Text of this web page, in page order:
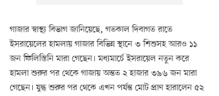
গাজার স্বাস্থ্য বিভাগ জানিয়েছে, গতকাল দিবাগত রাতে
ইসরায়েলের হামলায় গাজার বিভিন্ন স্থানে ৩ শিশুসহ আরও ১১
জন ফিলিস্তিনি মারা গেছেন। মধ্যমার্চে ইসরায়েল নতুন করে
হামলা শুরুর পর থেকে গাজায় অন্তত ২ হাজার ৩৯৬ জন মারা
গেছেন। যুদ্ধ শুরুর পর থেকে এখন পর্যন্ত মোট প্রাণ হারালেন ৫২